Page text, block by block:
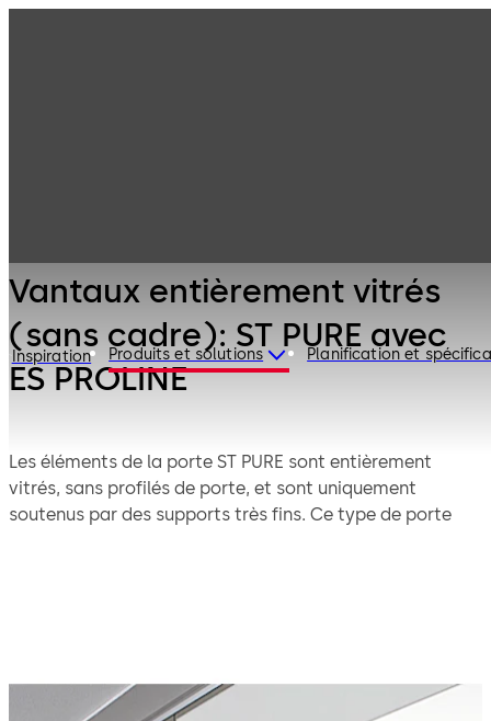
Inspiration Produits et solutions Planification et
Vantaux entièrement vitrés
(sans cadre): ST PURE avec
ES PROLINE
Les éléments de la porte ST PURE sont entièrement
vitrés, sans profilés de porte, et sont uniquement
soutenus par des supports très fins. Ce type de porte
rapide et silencieuse.